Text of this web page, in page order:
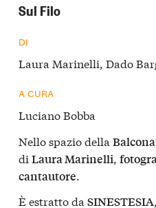
Sul Filo
DI
Laura Marinelli, Dado
A CURA
Luciano Bobba
Nello spazio della
di Laura Marinelli
cantautore
È estratto da SINESTESIA